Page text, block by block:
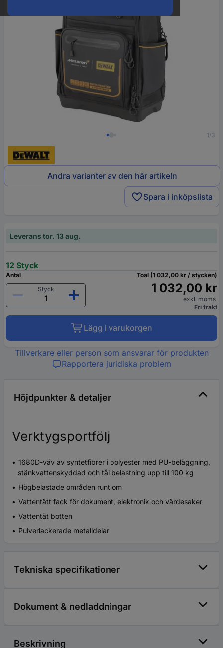
1/3
Andra varianter av den här artikeln
Spara i inköpslista
Leverans tor. 13 aug.
12 Styck
Antal
Styck
Toal (1 032,00 kr / stycken)
1 032,00 kr
exkl. moms
Fri frakt
Lägg i varukorgen
Tillverkare eller person som ansvarar för produkten
Rapportera juridiska problem
Höjdpunkter & detaljer
Verktygsportfölj
1680D-väv av syntetfibrer i polyester med PU-beläggning,
stänkvattenskyddad och tål belastning upp till 100 kg
Högbelastade områden runt om
Vattentätt fack för dokument, elektronik och värdesaker
Vattentät botten
Pulverlackerade metalldelar
Tekniska specifikationer
Dokument & nedladdningar
Beskrivning